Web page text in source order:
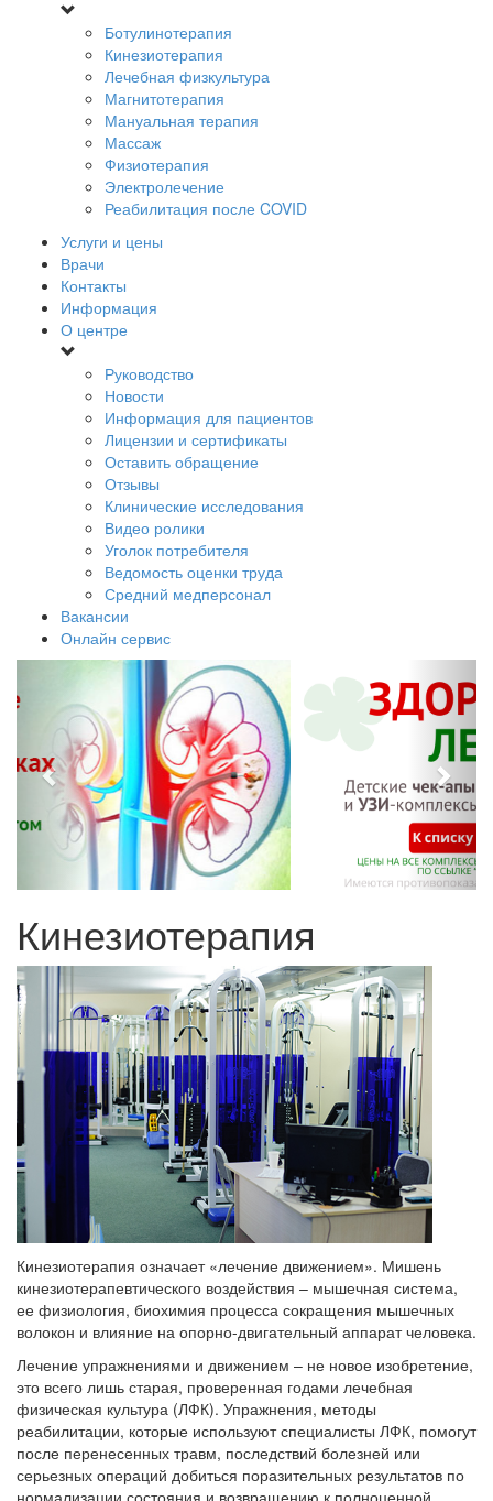
Ботулинотерапия
Кинезиотерапия
Лечебная физкультура
Магнитотерапия
Мануальная терапия
Массаж
Физиотерапия
Электролечение
Реабилитация после COVID
Услуги и цены
Врачи
Контакты
Информация
О центре
Руководство
Новости
Информация для пациентов
Лицензии и сертификаты
Оставить обращение
Отзывы
Клинические исследования
Видео ролики
Уголок потребителя
Ведомость оценки труда
Средний медперсонал
Вакансии
Онлайн сервис
Кинезиотерапия
Кинезиотерапия означает «лечение движением». Мишень
кинезиотерапевтического воздействия – мышечная система,
ее физиология, биохимия процесса сокращения мышечных
волокон и влияние на опорно-двигательный аппарат человека.
Лечение упражнениями и движением – не новое изобретение,
это всего лишь старая, проверенная годами лечебная
физическая культура (ЛФК). Упражнения, методы
реабилитации, которые используют специалисты ЛФК, помогут
после перенесенных травм, последствий болезней или
серьезных операций добиться поразительных результатов по
нормализации состояния и возвращению к полноценной